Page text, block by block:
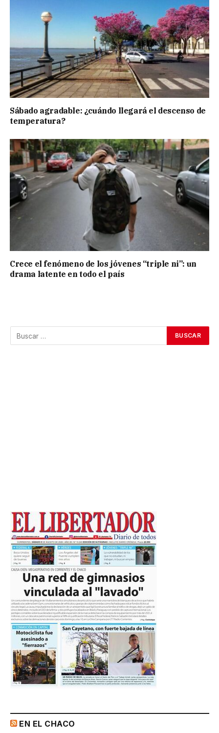
Sábado agradable: ¿cuándo llegará el descenso de
temperatura?
Crece el fenómeno de los jóvenes “triple ni”: un
drama latente en todo el país
EN EL CHACO